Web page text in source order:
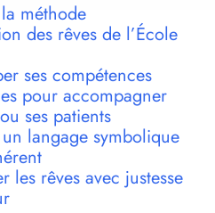
méthode
des rêves de l’École
ses compétences
pour accompagner
ses patients
langage symbolique
les rêves avec justesse